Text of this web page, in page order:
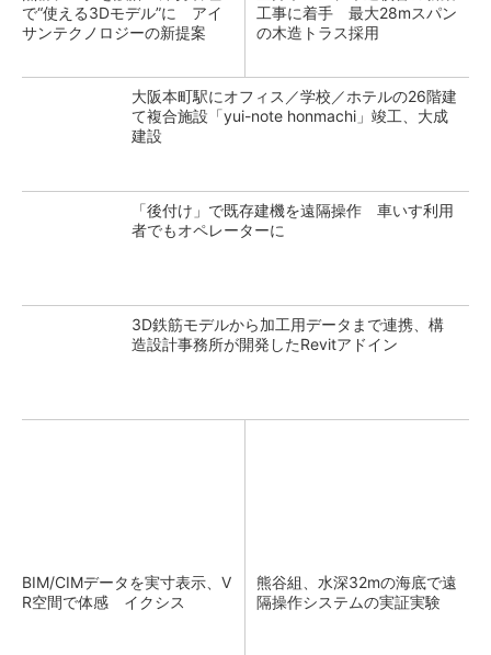
で“使える3Dモデル”に アイ
サンテクノロジーの新提案
工事に着手 最大28mスパン
の木造トラス採用
大阪本町駅にオフィス／学校／ホテルの26階建
て複合施設「yui-note honmachi」竣工、大成
建設
「後付け」で既存建機を遠隔操作 車いす利用
者でもオペレーターに
3D鉄筋モデルから加工用データまで連携、構
造設計事務所が開発したRevitアドイン
BIM/CIMデータを実寸表示、V
R空間で体感 イクシス
熊谷組、水深32mの海底で遠
隔操作システムの実証実験